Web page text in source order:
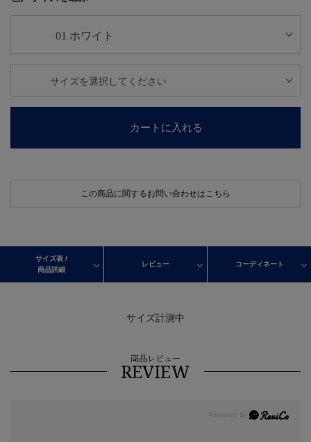
カートに入れる
この商品に関するお問い合わせはこちら
サイズ表 /
商品詳細
レビュー コーディネート
サイズ計測中
商品レビュー
REVIEW